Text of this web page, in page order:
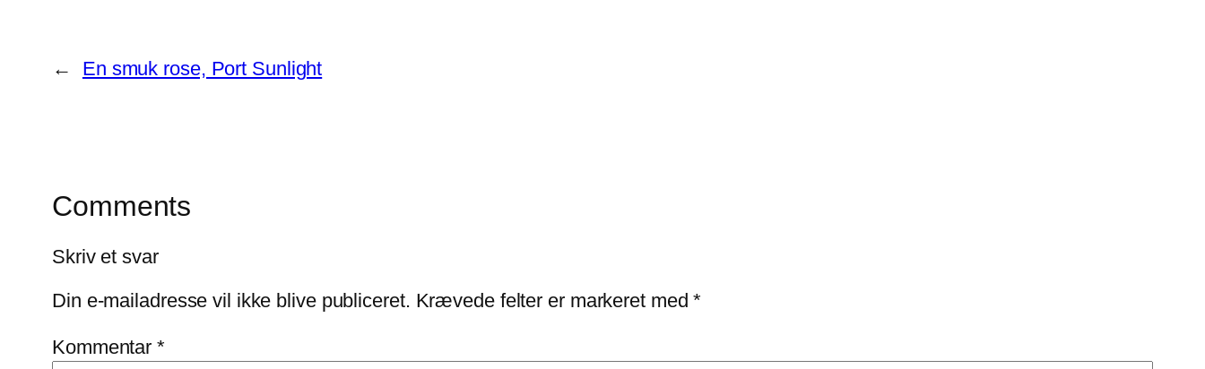
← En smuk rose, Port Sunlight
Comments
Skriv et svar
Din e-mailadresse vil ikke blive publiceret. Krævede felter er markeret med*
Kommentar*